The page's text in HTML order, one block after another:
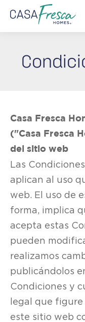
Casa Fresca
("Casa Fresca
del sitio web
Las
aplican al uso
web. El uso de
forma, implica
acepta estas
pueden
realizamos
publicándolos
Condiciones y
legal que
este sitio web